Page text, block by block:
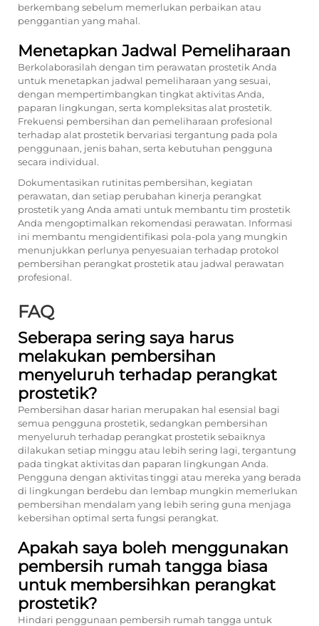
berkembang sebelum memerlukan perbaikan atau
penggantian yang mahal.
Menetapkan Jadwal Pemeliharaan
Berkolaborasilah dengan tim perawatan prostetik Anda
untuk menetapkan jadwal pemeliharaan yang sesuai,
dengan mempertimbangkan tingkat aktivitas Anda,
paparan lingkungan, serta kompleksitas alat prostetik.
Frekuensi pembersihan dan pemeliharaan profesional
terhadap alat prostetik bervariasi tergantung pada pola
penggunaan, jenis bahan, serta kebutuhan pengguna
secara individual.
Dokumentasikan rutinitas pembersihan, kegiatan
perawatan, dan setiap perubahan kinerja perangkat
prostetik yang Anda amati untuk membantu tim prostetik
Anda mengoptimalkan rekomendasi perawatan. Informasi
ini membantu mengidentifikasi pola-pola yang mungkin
menunjukkan perlunya penyesuaian terhadap protokol
pembersihan perangkat prostetik atau jadwal perawatan
profesional.
FAQ
Seberapa sering saya harus
melakukan pembersihan
menyeluruh terhadap perangkat
prostetik?
Pembersihan dasar harian merupakan hal esensial bagi
semua pengguna prostetik, sedangkan pembersihan
menyeluruh terhadap perangkat prostetik sebaiknya
dilakukan setiap minggu atau lebih sering lagi, tergantung
pada tingkat aktivitas dan paparan lingkungan Anda.
Pengguna dengan aktivitas tinggi atau mereka yang berada
di lingkungan berdebu dan lembap mungkin memerlukan
pembersihan mendalam yang lebih sering guna menjaga
kebersihan optimal serta fungsi perangkat.
Apakah saya boleh menggunakan
pembersih rumah tangga biasa
untuk membersihkan perangkat
prostetik?
Hindari penggunaan pembersih rumah tangga untuk